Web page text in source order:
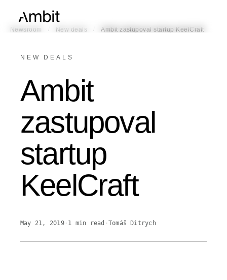
Newsroom / New deals / Ambit zastupoval startup KeelCraft
NEW DEALS
Ambit
zastupoval
startup
KeelCraft
May 21, 2019· 1 min read · Tomáš Ditrych